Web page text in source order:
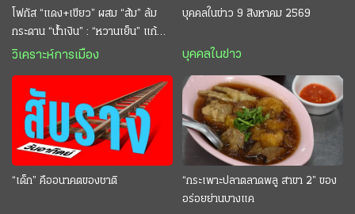
โฟกัส “แดง+เขียว” ผสม “ส้ม” ล้ม
กระดาน “นํ้าเงิน” : “หวานเย็น” แก้
กระหาย “อนุทิน” ดักตีกินสบาย
วิเคราะห์การเมือง
บุคคลในข่าว 9 สิงหาคม 2569
บุคคลในข่าว
“เด็ก” คืออนาคตของชาติ
“กระเพาะปลาตลาดพลู สาขา 2” ของ
อร่อยย่านบางแค